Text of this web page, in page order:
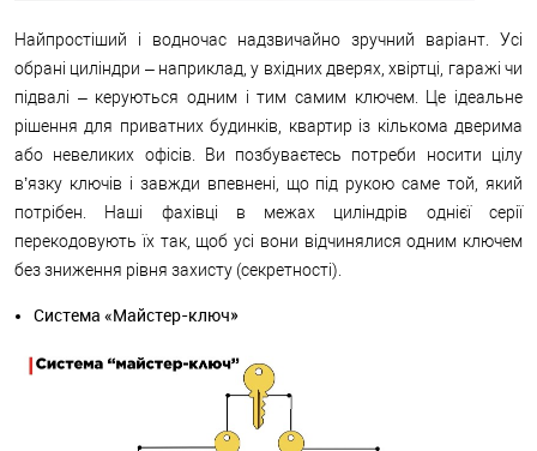
Найпростіший і водночас надзвичайно зручний варіант. Усі
обрані циліндри – наприклад, у вхідних дверях, хвіртці, гаражі чи
підвалі – керуються одним і тим самим ключем. Це ідеальне
рішення для приватних будинків, квартир із кількома дверима
або невеликих офісів. Ви позбуваєтесь потреби носити цілу
в’язку ключів і завжди впевнені, що під рукою саме той, який
потрібен. Наші фахівці в межах циліндрів однієї серії
перекодовують їх так, щоб усі вони відчинялися одним ключем
без зниження рівня захисту (секретності).
Система «Майстер-ключ»